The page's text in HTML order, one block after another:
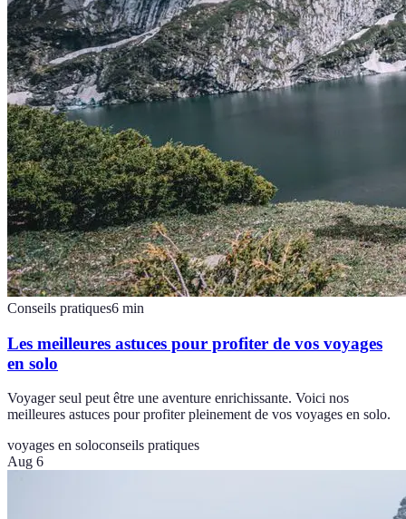
Conseils pratiques6 min
Les meilleures astuces pour profiter de vos voyages
en solo
Voyager seul peut être une aventure enrichissante. Voici nos
meilleures astuces pour profiter pleinement de vos voyages en solo.
voyages en soloconseils pratiques
Aug 6